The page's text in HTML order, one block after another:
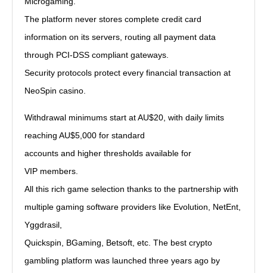
The platform never stores complete credit card
information on its servers, routing all payment data
through PCI-DSS compliant gateways.
Security protocols protect every financial transaction at
NeoSpin casino.
Withdrawal minimums start at AU$20, with daily limits
reaching AU$5,000 for standard
accounts and higher thresholds available for
VIP members.
All this rich game selection thanks to the partnership with
multiple gaming software providers like Evolution, NetEnt,
Yggdrasil,
Quickspin, BGaming, Betsoft, etc. The best crypto
gambling platform was launched three years ago by